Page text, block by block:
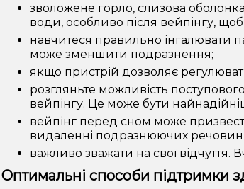
зволожене горло, слизова
води, особливо після вейпінгу, щоб
навчитеся правильно інгалювати
може зменшити подразнення;
якщо пристрій дозволяє
розгляньте можливість
вейпінгу. Це може бути
вейпінг перед сном може
видаленні подразнюючих речовин
важливо зважати на свої відчуття.
Оптимальні способи підтримки